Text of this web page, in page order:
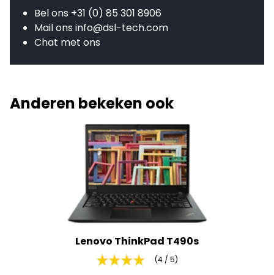
Bel ons +31 (0) 85 301 8906
Mail ons info@dsl-tech.com
Chat met ons
Anderen bekeken ook
Lenovo ThinkPad T490s
(4 / 5)